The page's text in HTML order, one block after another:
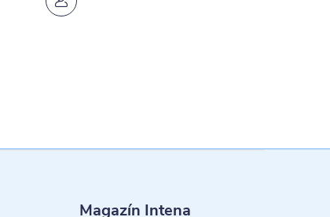
Magazín Intena